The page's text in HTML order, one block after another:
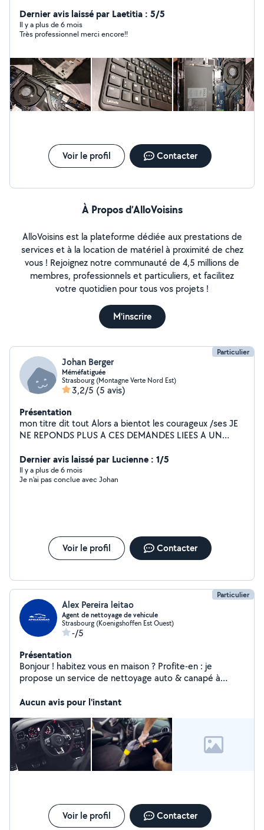
Dernier avis laissé par Laetitia : 5/5
Il y a plus de 6 mois
Très professionnel merci encore!!
Voir le profil Contacter
À Propos d’AlloVoisins
AlloVoisins est la plateforme dédiée aux prestations de
services et à la location de matériel à proximité de chez
vous ! Rejoignez notre communauté de 4,5 millions de
membres, professionnels et particuliers, et facilitez
votre quotidien pour tous vos projets !
M'inscrire
Particulier
Johan Berger
Méméfatiguée
Strasbourg (Montagne Verte Nord Est)
3,2/5 (5 avis)
Présentation
mon titre dit tout Alors a bientot les courageux /ses JE
NE REPONDS PLUS A CES DEMANDES LIEES A UN
Dernier avis laissé par Lucienne : 1/5
Il y a plus de 6 mois
Je n'ai pas conclue avec Johan
Voir le profil Contacter
Particulier
Alex Pereira leitao
Agent de nettoyage de vehicule
Strasbourg (Koenigshoffen Est Ouest)
-/5
Présentation
Bonjour ! habitez vous en maison ? Profite-en : je
propose un service de nettoyage auto & canapé à
tout le matériel, et je m'occupe de tout, sur place.
un rdv je reste disponible en DM. ou sur Instagram :
ApCleanCar
Aucun avis pour l'instant
Voir le profil Contacter